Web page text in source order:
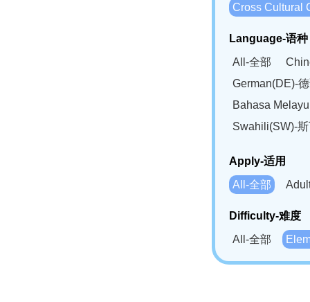
Cross Cultural
Language-语种
All-全部
German(DE)-
Bahasa
Swahili(SW)-
Apply-适用
All-全部
Difficulty-难度
All-全部